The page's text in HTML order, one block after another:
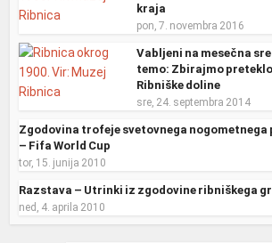
kraja
pon, 7. novembra 2016
Vabljeni na mesečna
temo: Zbirajmo
Ribniške doline
sre, 24. septembra 2014
Zgodovina trofeje svetovnega nogometnega
– Fifa World Cup
tor, 15. junija 2010
Razstava – Utrinki iz zgodovine ribniškega
ned, 4. aprila 2010